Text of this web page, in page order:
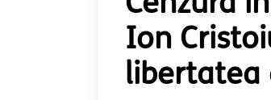
Ion
libertatea